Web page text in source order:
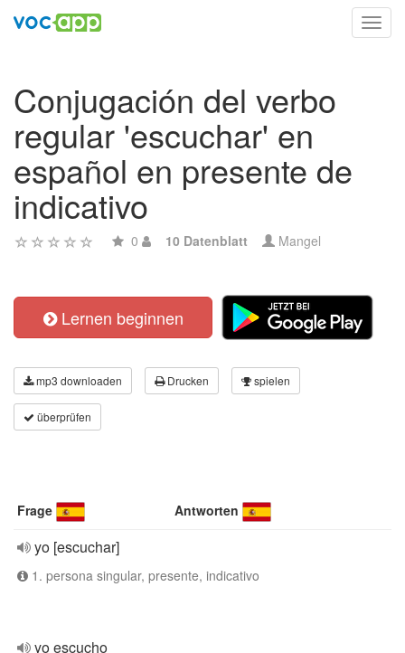
Conjugación del verbo
regular 'escuchar' en
español en presente de
indicativo
0 10 Datenblatt Mangel
Lernen beginnen
mp3 downloaden Drucken spielen
überprüfen
Frage Antworten
yo [escuchar]
1. persona singular, presente, indicativo
yo escucho